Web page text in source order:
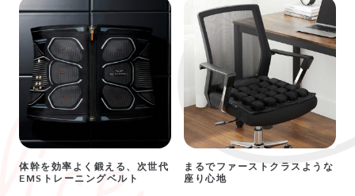
体幹を効率よく鍛える、次世代
EMSトレーニングベルト
まるでファーストクラスような
座り心地